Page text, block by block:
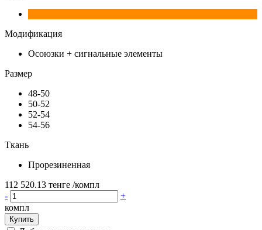
Модификация
Осоюзки + сигнальные элементы
Размер
48-50
50-52
52-54
54-56
Ткань
Прорезиненная
112 520.13 тенге /компл
-
+
компл
Купить